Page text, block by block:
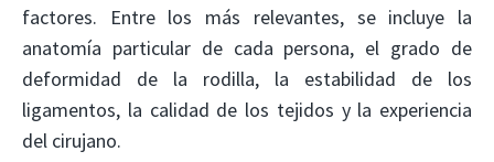
factores. Entre los más relevantes, se incluye la
anatomía particular de cada persona, el grado de
deformidad de la rodilla, la estabilidad de los
ligamentos, la calidad de los tejidos y la experiencia
del cirujano.